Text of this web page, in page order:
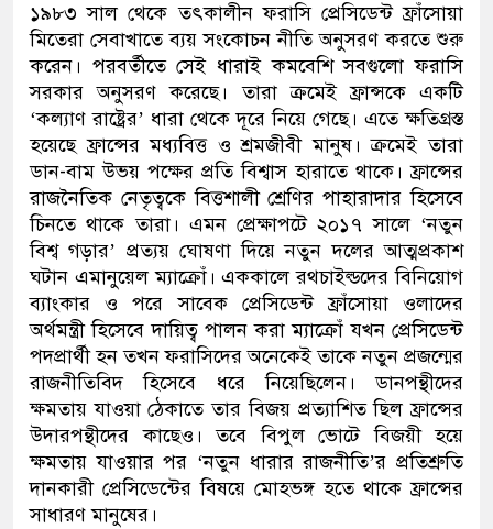
১৯৮৩ সাল থেকে তৎকালীন ফরাসি প্রেসিডেন্ট ফ্রাঁসোয়া
মিতেরা সেবাখাতে ব্যয় সংকোচন নীতি অনুসরণ করতে শুরু
করেন। পরবর্তীতে সেই ধারাই কমবেশি সবগুলো ফরাসি
সরকার অনুসরণ করেছে। তারা ক্রমেই ফ্রান্সকে একটি
‘কল্যাণ রাষ্ট্রের’ ধারা থেকে দূরে নিয়ে গেছে। এতে ক্ষতিগ্রস্ত
হয়েছে ফ্রান্সের মধ্যবিত্ত ও শ্রমজীবী মানুষ। ক্রমেই তারা
ডান-বাম উভয় পক্ষের প্রতি বিশ্বাস হারাতে থাকে। ফ্রান্সের
রাজনৈতিক নেতৃত্বকে বিত্তশালী শ্রেণির পাহারাদার হিসেবে
চিনতে থাকে তারা। এমন প্রেক্ষাপটে ২০১৭ সালে ‘নতুন
বিশ্ব গড়ার’ প্রত্যয় ঘোষণা দিয়ে নতুন দলের আত্মপ্রকাশ
ঘটান এমানুয়েল ম্যাক্রোঁ। এককালে রথচাইল্ডদের বিনিয়োগ
ব্যাংকার ও পরে সাবেক প্রেসিডেন্ট ফ্রাঁসোয়া ওলাদের
অর্থমন্ত্রী হিসেবে দায়িত্ব পালন করা ম্যাক্রোঁ যখন প্রেসিডেন্ট
পদপ্রার্থী হন তখন ফরাসিদের অনেকেই তাকে নতুন প্রজন্মের
রাজনীতিবিদ হিসেবে ধরে নিয়েছিলেন। ডানপন্থীদের
ক্ষমতায় যাওয়া ঠেকাতে তার বিজয় প্রত্যাশিত ছিল ফ্রান্সের
উদারপন্থীদের কাছেও। তবে বিপুল ভোটে বিজয়ী হয়ে
ক্ষমতায় যাওয়ার পর ‘নতুন ধারার রাজনীতি’র প্রতিশ্রুতি
দানকারী প্রেসিডেন্টের বিষয়ে মোহভঙ্গ হতে থাকে ফ্রান্সের
সাধারণ মানুষের।